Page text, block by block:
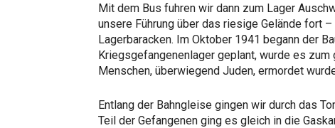
Mit dem Bus fuhren wir dann zum Lager
unsere Führung über das riesige Gelände fort
Lagerbaracken. Im Oktober 1941 begann der
Kriegsgefangenenlager geplant, wurde es zum
Menschen, überwiegend Juden, ermordet
Entlang der Bahngleise gingen wir durch das
Teil der Gefangenen ging es gleich in die